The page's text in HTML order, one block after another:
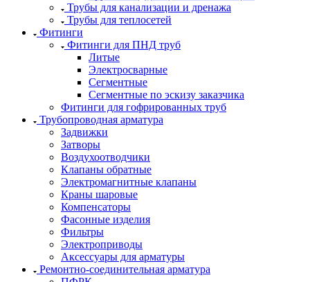
Трубы для канализации и дренажа
Трубы для теплосетей
Фитинги
Фитинги для ПНД труб
Литые
Электросварные
Сегментные
Сегментные по эскизу заказчика
Фитинги для гофрированных труб
Трубопроводная арматура
Задвижки
Затворы
Воздухоотводчики
Клапаны обратные
Электромагнитные клапаны
Краны шаровые
Компенсаторы
Фасонные изделия
Фильтры
Электроприводы
Аксессуары для арматуры
Ремонтно-соединительная арматура